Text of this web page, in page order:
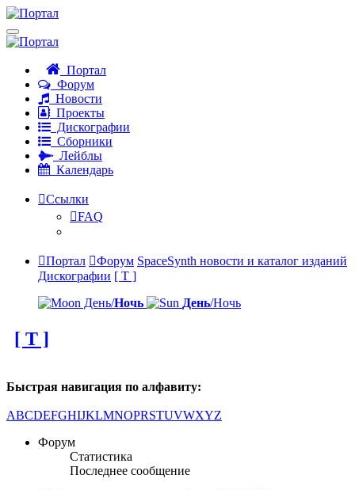
Портал
Форум
Новости
Проекты
Дискографии
Сборники
Лейблы
Календарь
Ссылки
FAQ
Портал Форум SpaceSynth новости и каталог изданий
Дискографии [ T ]
День/Ночь День/Ночь
[ T ]
Быстрая навигация по алфавиту:
ABCDEFGHIJKLMNOPRSTUVWXYZ
Форум
Статистика
Последнее сообщение